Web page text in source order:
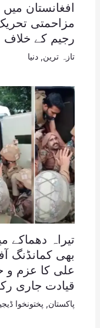
افغانستان
مزاحمتی
رجیم کے خلاف
تازہ ترین دنیا
تیراہ
بھی کمانڈنگ
علی کا عزم و
قیادت جاری
پاکستان پختونخوا